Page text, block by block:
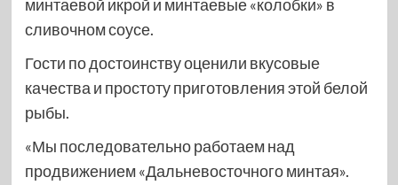
минтаевой икрой и минтаевые «колобки» в
сливочном соусе.
Гости по достоинству оценили вкусовые
качества и простоту приготовления этой белой
рыбы.
«Мы последовательно работаем над
продвижением «Дальневосточного минтая».